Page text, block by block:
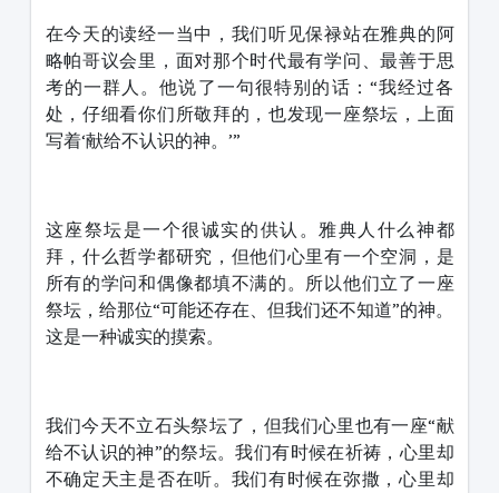
在今天的读经一当中，我们听见保禄站在雅典的阿
略帕哥议会里，面对那个时代最有学问、最善于思
考的一群人。他说了一句很特别的话：“我经过各
处，仔细看你们所敬拜的，也发现一座祭坛，上面
写着‘献给不认识的神。’”
这座祭坛是一个很诚实的供认。雅典人什么神都
拜，什么哲学都研究，但他们心里有一个空洞，是
所有的学问和偶像都填不满的。所以他们立了一座
祭坛，给那位“可能还存在、但我们还不知道”的神。
这是一种诚实的摸索。
我们今天不立石头祭坛了，但我们心里也有一座“献
给不认识的神”的祭坛。我们有时候在祈祷，心里却
不确定天主是否在听。我们有时候在弥撒，心里却